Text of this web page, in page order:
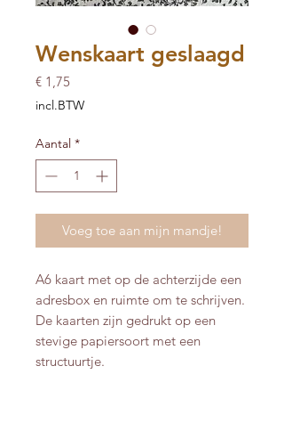
Wenskaart geslaagd
€ 1,75Prijs
incl.BTW
Aantal *
Voeg toe aan mijn mandje!
A6 kaart met op de achterzijde een
adresbox en ruimte om te schrijven.
De kaarten zijn gedrukt op een
stevige papiersoort met een
structuurtje.